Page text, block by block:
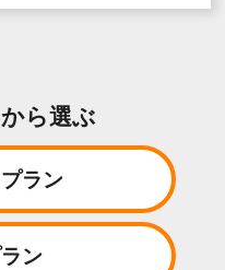
ら選ぶ
ラン
ン